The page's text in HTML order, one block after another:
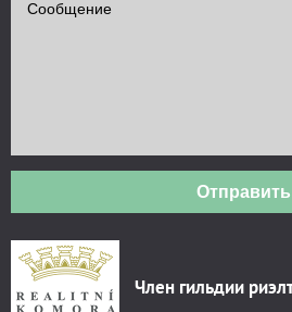
Отправить
Член гильдии